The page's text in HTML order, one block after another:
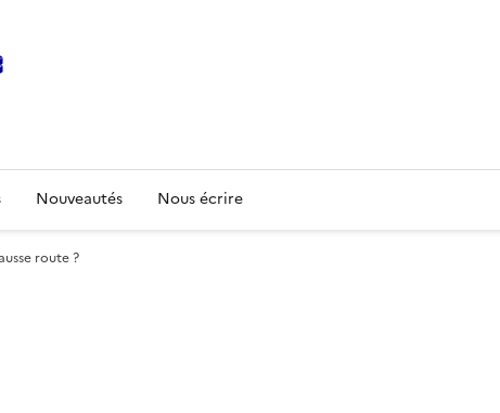
Nouveautés Nous écrire
route ?